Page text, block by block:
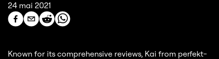
24 mai 2021
Known for its comprehensive reviews, Kai from perfekt-